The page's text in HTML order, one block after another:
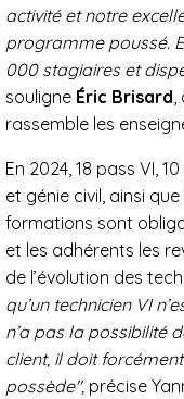
activité et notre
programme poussé.
000 stagiaires et
souligne Éric Brisard
rassemble les
En 2024, 18 pass VI,
et génie civil, ainsi
formations sont
et les adhérents les
de l’évolution des
qu’un technicien VI
n’a pas la possibilité
client, il doit
possède", précise